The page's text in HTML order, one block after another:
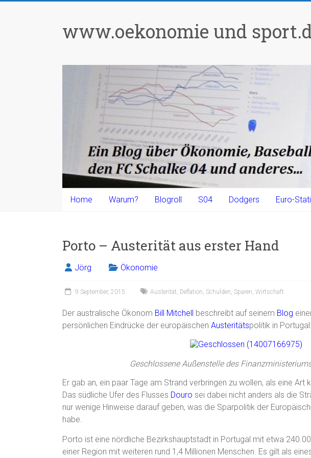
www.oekonomie und
Home Warum? Blogroll S04 Dodgers Euro-
Porto – Austerität aus erster Hand
Jörg Ökonomie
9 September, 2015 Austerität Deflation Schulden Sparen Wirtschaft
Der australische Ökonom Bill Mitchell beschreibt auf seinem Blog
persönlichen Eindrücke der europäischen Austeritätspolitik in Portugal:
Geschlossene Außenstelle des
Er gab an, ein paar Tage am Strand verbringen zu wollen, als eine Art
Das südliche Ufer des Flusses Douro sei dabei nicht anders als die
nur wenige Hinweise darauf geben, was die Sparpolitik der
habe.
Porto ist eine nördliche Bezirkshauptstadt in Portugal mit etwa
einer Region mit weiteren rund 1,4 Millionen Menschen. Es gilt als